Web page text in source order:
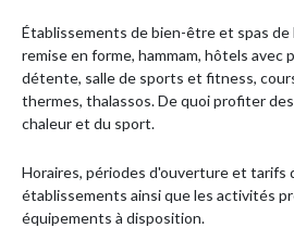
Établissements de bien-être et spas de
remise en forme, hammam, hôtels avec
détente, salle de sports et fitness, cours
thermes, thalassos. De quoi profiter des
chaleur et du sport.
Horaires, périodes d'ouverture et tarifs
établissements ainsi que les activités
équipements à disposition.